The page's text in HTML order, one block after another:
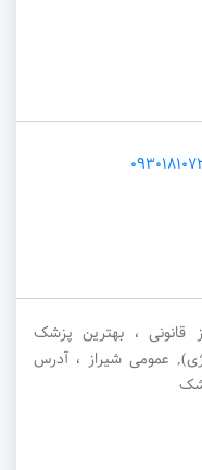
قانونی ، بهترین پزشک
عمومی شیراز ، آدرس